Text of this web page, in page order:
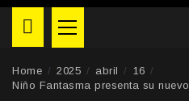
Primary
Menu
Home 2025 abril
16
Niño Fantasma presenta su